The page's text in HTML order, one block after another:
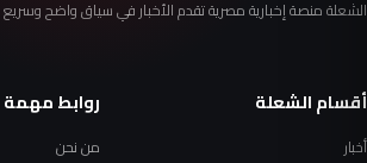
الشعلة منصة إخبارية مصرية تقدم الأخبار في سياق واضح
أقسام الشعلة
أخبار
روابط مهمة
من نحن